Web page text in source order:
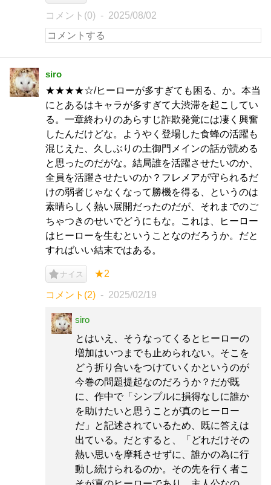
コメント(0) 2025/08/02
siro
★★★★☆/ヒーローが多すぎても困る、か。本当
にとあるはキャラが多すぎて大渋滞を起こしてい
る。一章終わりのあらすじ詐欺発覚には凄く興奮
したんだけどな。ようやく登場した食蜂の活躍も
混じえた、久しぶりの土御門メインの話が読める
と思ったのだがな。結局誰を活躍させたいのか、
全員を活躍させたいのか？フレメアが守られるだ
けの弱者じゃなくなって勝機を得る、というのは
素晴らしく熱い展開だったのだが、それまでのご
ちゃつきのせいでどうにもな。これは、ヒーロー
はヒーローを生むということなのだろうか。だと
すればいい結末ではある。
ナイス ★2
コメント(2) 2025/02/19
siro
とはいえ、そうなってくるとヒーローの
増加はいつまでも止められない。そこを
どう折り合いをつけていくかというのが
今巻の問題提起なのだろうか？だが既
に、作中で「シンプルに損得なしに誰か
を助けたいと思うことが真のヒーロー
だ」と記述されているため、既に答えは
出ている。だとすると、「どれだけその
熱い思いを摩耗させずに、誰かの為に行
動し続けられるのか。その先を行く者こ